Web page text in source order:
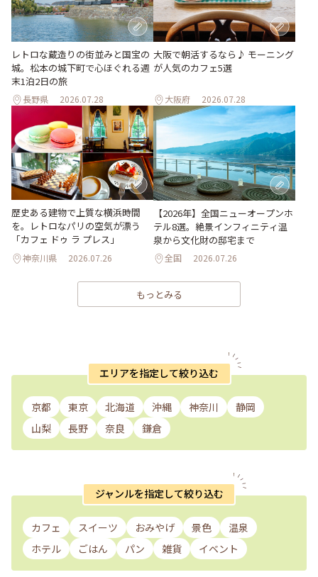
レトロな蔵造りの街並みと国宝の
城。松本の城下町で心ほぐれる週
末1泊2日の旅
長野県 2026.07.28
大阪で朝活するなら♪ モーニング
が人気のカフェ5選
大阪府 2026.07.28
歴史ある建物で上質な横浜時間
を。レトロなパリの空気が漂う
「カフェ ドゥ ラ プレス」
神奈川県 2026.07.26
【2026年】全国ニューオープンホ
テル8選。絶景インフィニティ温
泉から文化財の邸宅まで
全国 2026.07.26
もっとみる
エリアを指定して絞り込む
京都 東京 北海道 沖縄 神奈川
静岡
山梨
長野 奈良 鎌倉
ジャンルを指定して絞り込む
カフェ スイーツ おみやげ 景色
温泉
ホテル
ごはん パン 雑貨 イベント